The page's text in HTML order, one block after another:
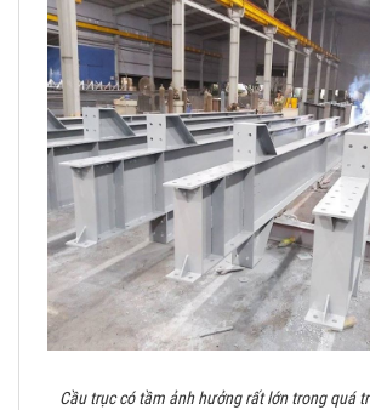
Cầu trục có tầm ảnh hưởng rất lớn trong quá